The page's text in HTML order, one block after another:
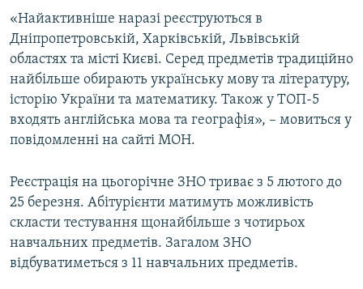
«Найактивніше наразі реєструються в
Дніпропетровській, Харківській, Львівській
областях та місті Києві. Серед предметів традиційно
найбільше обирають українську мову та літературу,
історію України та математику. Також у ТОП-5
входять англійська мова та географія», – мовиться у
повідомленні на сайті МОН.
Реєстрація на цьогорічне ЗНО триває з 5 лютого до
25 березня. Абітурієнти матимуть можливість
скласти тестування щонайбільше з чотирьох
навчальних предметів. Загалом ЗНО
відбуватиметься з 11 навчальних предметів.